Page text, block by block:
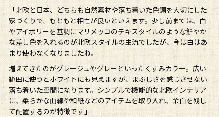
「北欧と日本、どちらも自然素材や落ち着いた色調を大切にした
家づくりで、もともと相性が良いといえます。少し前までは、白
やアイボリーを基調にマリメッコのテキスタイルのような鮮やか
な差し色を入れるのが北欧スタイルの主流でしたが、今は白はあ
まり使わなくなりましたね。
増えてきたのがグレージュやグレーといったくすみカラー。広い
範囲に使うとホワイトにも見えますが、まぶしさを感じさせない
落ち着いた空間になります。シンプルで機能的な北欧インテリア
に、柔らかな曲線や和紙などのアイテムを取り入れ、余白を残し
て配置するのが特徴です」